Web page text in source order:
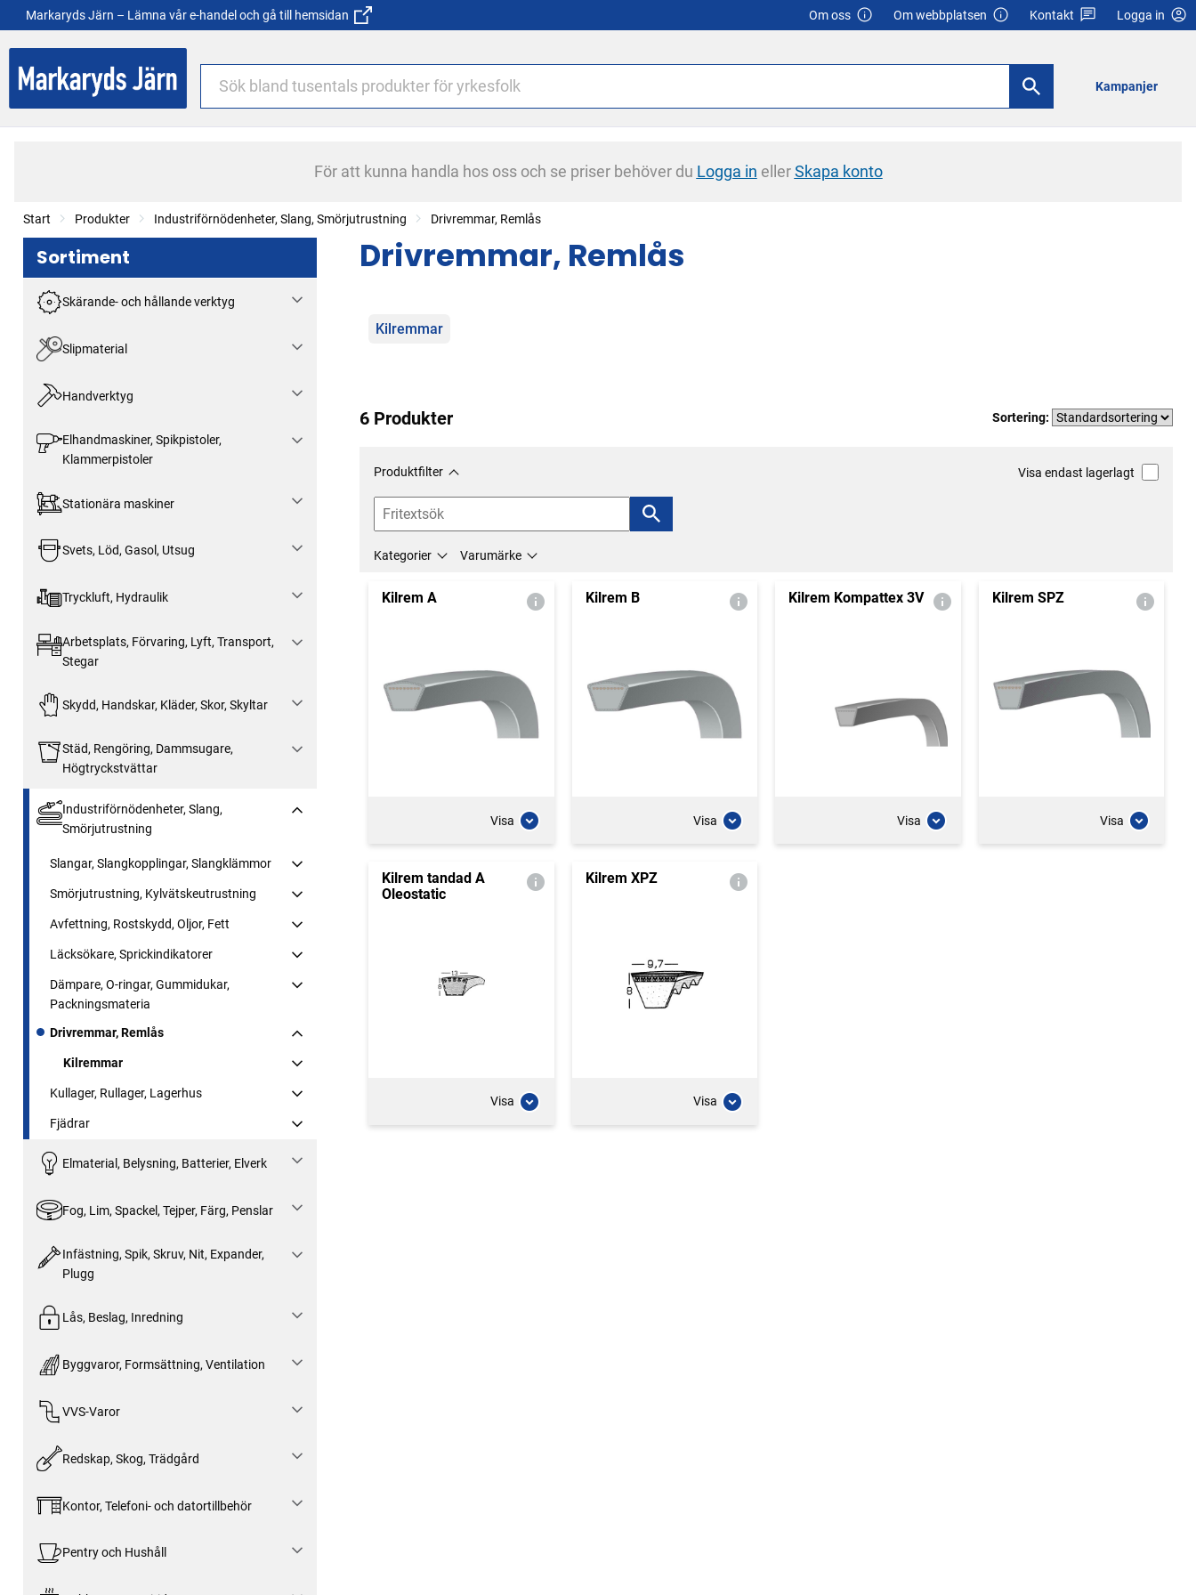
Markaryds Järn – Lämna vår e-handel och gå till hemsidan Om oss Om webbplatsen Kontakt Logga in
Kampanjer
För att kunna handla hos oss och se priser behöver du Logga in ellerSkapa konto
Start Produkter Industriförnödenheter, Slang, Smörjutrustning Drivremmar, Remlås
Sortiment
Skärande- och hållande verktyg
Slipmaterial
Handverktyg
Elhandmaskiner, Spikpistoler,
Klammerpistoler
Stationära maskiner
Svets, Löd, Gasol, Utsug
Tryckluft, Hydraulik
Arbetsplats, Förvaring, Lyft, Transport,
Stegar
Skydd, Handskar, Kläder, Skor, Skyltar
Städ, Rengöring, Dammsugare,
Högtryckstvättar
Industriförnödenheter, Slang,
Smörjutrustning
Slangar, Slangkopplingar, Slangklämmor
Smörjutrustning, Kylvätskeutrustning
Avfettning, Rostskydd, Oljor, Fett
Läcksökare, Sprickindikatorer
Dämpare, O-ringar, Gummidukar,
Packningsmateria
Drivremmar, Remlås
Kilremmar
Kullager, Rullager, Lagerhus
Fjädrar
Elmaterial, Belysning, Batterier, Elverk
Fog, Lim, Spackel, Tejper, Färg, Penslar
Infästning, Spik, Skruv, Nit, Expander,
Plugg
Lås, Beslag, Inredning
Byggvaror, Formsättning, Ventilation
VVS-Varor
Redskap, Skog, Trädgård
Kontor, Telefoni- och datortillbehör
Pentry och Hushåll
Drivremmar, Remlås
Kategorier
Kilremmar
6 Produkter Sortering:
Produktfilter Visa endast lagerlagt
Kategorier Varumärke
Kilrem A
Visa
Kilrem B
Visa
Kilrem Kompattex 3V
Visa
Kilrem SPZ
Visa
Kilrem tandad A
Oleostatic
Visa
Kilrem XPZ
Visa